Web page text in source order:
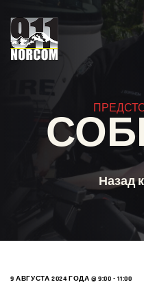
Назад
9 АВГУСТА 2024 ГОДА @ 9:00 -11:00